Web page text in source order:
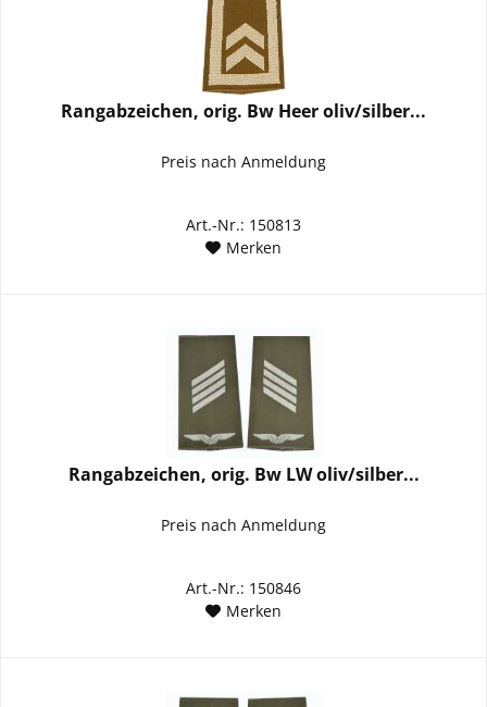
Rangabzeichen, orig. Bw Heer oliv/silber...
Preis nach Anmeldung
Art.-Nr.: 150813
Merken
Rangabzeichen, orig. Bw LW oliv/silber...
Preis nach Anmeldung
Art.-Nr.: 150846
Merken